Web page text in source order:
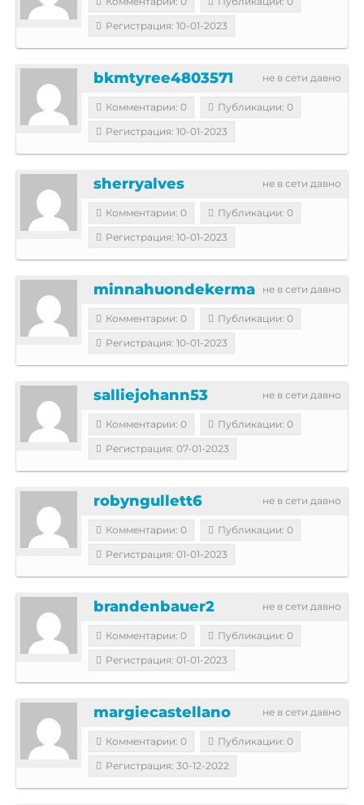
Регистрация: 10-01-2023
не в сети давно
bkmtyree4803571
Комментарии: 0
Публикации: 0
Регистрация: 10-01-2023
не в сети давно
sherryalves
Комментарии: 0
Публикации: 0
Регистрация: 10-01-2023
не в сети давно
minnahuondekerma
Комментарии: 0
Публикации: 0
Регистрация: 10-01-2023
не в сети давно
salliejohann53
Комментарии: 0
Публикации: 0
Регистрация: 07-01-2023
не в сети давно
robyngullett6
Комментарии: 0
Публикации: 0
Регистрация: 01-01-2023
не в сети давно
brandenbauer2
Комментарии: 0
Публикации: 0
Регистрация: 01-01-2023
не в сети давно
margiecastellano
Комментарии: 0
Публикации: 0
Регистрация: 30-12-2022